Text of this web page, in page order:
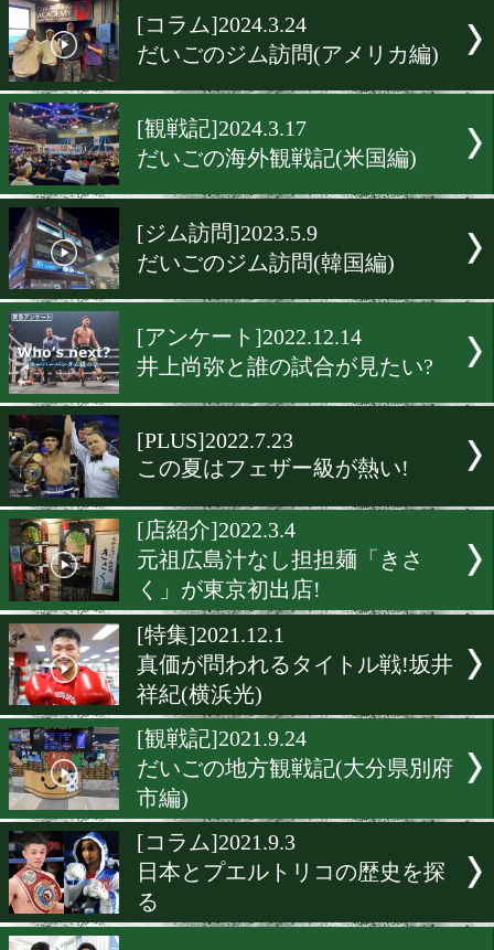
編)
[コラム]2024.5.17
だいごの海外観戦記(韓国
[引退]2024.4.27
元王者の堀川謙一が引退表
[コラム]2024.3.24
だいごのジム訪問(アメリ
[観戦記]2024.3.17
だいごの海外観戦記(米国
[ジム訪問]2023.5.9
だいごのジム訪問(韓国編)
[アンケート]2022.12.14
井上尚弥と誰の試合が見た
[PLUS]2022.7.23
この夏はフェザー級が熱い!